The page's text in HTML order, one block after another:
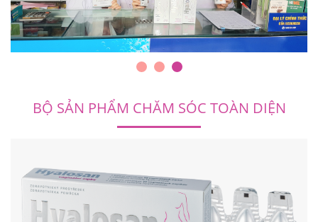
BỘ SẢN PHẨM CHĂM SÓC TOÀN DIỆN